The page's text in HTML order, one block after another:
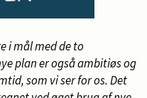
i mål med de to
plan er også ambitiøs og
som vi ser for os. Det